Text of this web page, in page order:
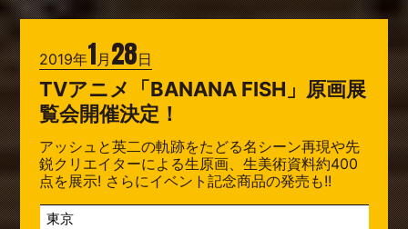
2019年1月 28日
TVアニメ「BANANA FISH」原画展
覧会開催決定！
アッシュと英二の軌跡をたどる名シーン再現や先
鋭クリエイターによる生原画、生美術資料約400
点を展示! さらにイベント記念商品の発売も!!
東京